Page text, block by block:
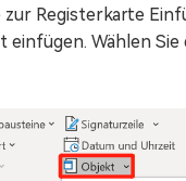
zur Registerkarte
einfügen. Wählen Sie